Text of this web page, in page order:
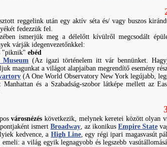
reggelink után egy aktív séta és/ vagy buszos
fedezzük fel.
ismerjük meg a délelőtt kívülről megcsodált
várják idegenvezetőnkkel:
"piknik" ebéd
(Az igazi történelem itt vár bennünket.
magunkat a világot alapjaiban megrendítő esemény
(A One World Observatory New York legújabb,
: Manhattan és a Szabadság-szobor látképe mellett az
városnézéskövetkezik, melynek keretei között olyan
ismert Broadway, az ikonikus Empire State
kedvence, a High Line, egy régi ipari magasvasút
emeli: a világ egyik legnagyobb és legszebb